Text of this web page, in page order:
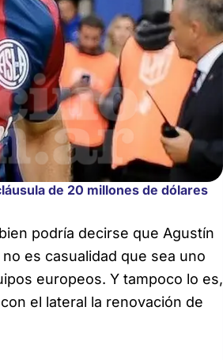
de 20 millones de dólares
podría decirse que Agustín
es casualidad que sea uno
europeos. Y tampoco lo es,
el lateral la renovación de